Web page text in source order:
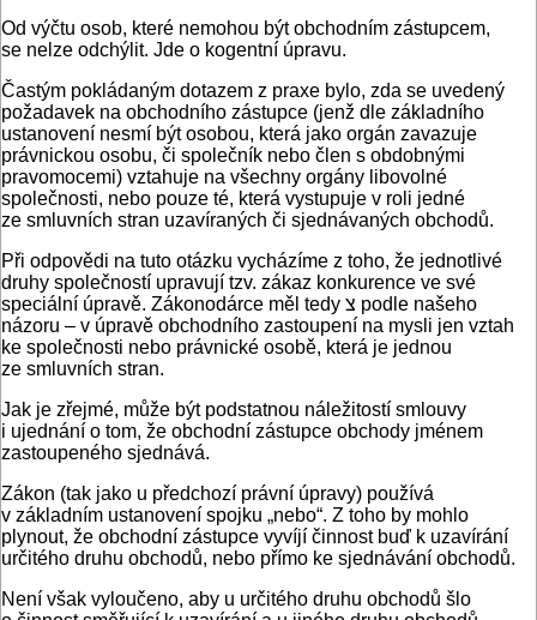
Od výčtu osob, které nemohou být obchodním zástupcem,
se nelze odchýlit. Jde o kogentní úpravu.
Častým pokládaným dotazem z praxe bylo, zda se uvedený
požadavek na obchodního zástupce (jenž dle základního
ustanovení nesmí být osobou, která jako orgán zavazuje
právnickou osobu, či společník nebo člen s obdobnými
pravomocemi) vztahuje na všechny orgány libovolné
společnosti, nebo pouze té, která vystupuje v roli jedné
ze smluvních stran uzavíraných či sjednávaných obchodů.
Při odpovědi na tuto otázku vycházíme z toho, že jednotlivé
druhy společností upravují tzv. zákaz konkurence ve své
speciální úpravě. Zákonodárce měl tedy צ podle našeho
názoru – v úpravě obchodního zastoupení na mysli jen vztah
ke společnosti nebo právnické osobě, která je jednou
ze smluvních stran.
Jak je zřejmé, může být podstatnou náležitostí smlouvy
i ujednání o tom, že obchodní zástupce obchody jménem
zastoupeného sjednává.
Zákon (tak jako u předchozí právní úpravy) používá
v základním ustanovení spojku „nebo“. Z toho by mohlo
plynout, že obchodní zástupce vyvíjí činnost buď k uzavírání
určitého druhu obchodů, nebo přímo ke sjednávání obchodů.
Není však vyloučeno, aby u určitého druhu obchodů šlo